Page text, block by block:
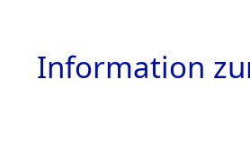
Information